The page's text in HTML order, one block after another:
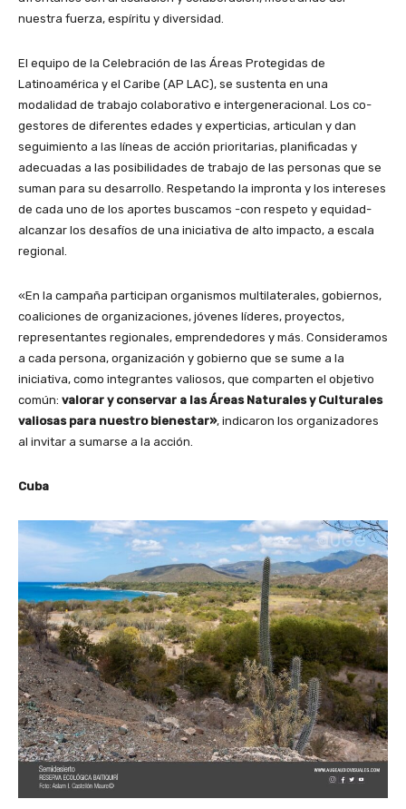
nuestra fuerza, espíritu y diversidad.
El equipo de la Celebración de las Áreas Protegidas de
Latinoamérica y el Caribe (AP LAC), se sustenta en una
modalidad de trabajo colaborativo e intergeneracional. Los co-
gestores de diferentes edades y experticias, articulan y dan
seguimiento a las líneas de acción prioritarias, planificadas y
adecuadas a las posibilidades de trabajo de las personas que se
suman para su desarrollo. Respetando la impronta y los intereses
de cada uno de los aportes buscamos -con respeto y equidad-
alcanzar los desafíos de una iniciativa de alto impacto, a escala
regional.
«En la campaña participan organismos multilaterales, gobiernos,
coaliciones de organizaciones, jóvenes líderes, proyectos,
representantes regionales, emprendedores y más. Consideramos
a cada persona, organización y gobierno que se sume a la
iniciativa, como integrantes valiosos, que comparten el objetivo
común: valorar y conservar a las Áreas Naturales y Culturales
valiosas para nuestro bienestar», indicaron los organizadores
al invitar a sumarse a la acción.
Cuba